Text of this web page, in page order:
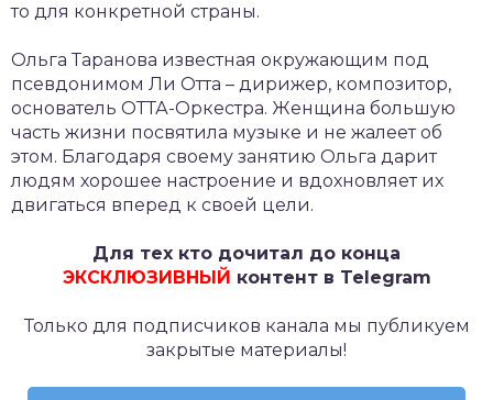
то для конкретной страны.
Ольга Таранова известная окружающим под
псевдонимом Ли Отта – дирижер, композитор,
основатель ОТТА-Оркестра. Женщина большую
часть жизни посвятила музыке и не жалеет об
этом. Благодаря своему занятию Ольга дарит
людям хорошее настроение и вдохновляет их
двигаться вперед к своей цели.
Для тех кто дочитал до конца
ЭКСКЛЮЗИВНЫЙ контент в Telegram
Только для подписчиков канала мы публикуем
закрытые материалы!